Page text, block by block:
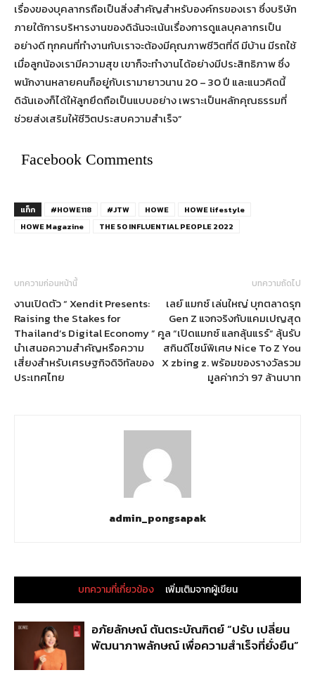
เรื่องของบุคลากรถือเป็นสิ่งสำคัญสำหรับองค์กรของเรา ซึ่งบริษัท
ภายใต้การบริหารงานของดิฉันจะเน้นเรื่องการดูแลบุคลากรเป็น
อย่างดี ทุกคนที่ทำงานกับเราจะต้องมีคุณภาพชีวิตที่ดี มีบ้าน มีรถใช้
เมื่อลูกน้องเรามีความสุข เขาก็จะทำงานได้อย่างมีประสิทธิภาพ ซึ่ง
พนักงานหลายคนก็อยู่กับเรามายาวนาน 20 – 30 ปี และแนวคิดนี้
ดิฉันเองก็ได้ให้ลูกยึดถือเป็นแบบอย่าง เพราะเป็นหลักคุณธรรมที่
ช่วยส่งเสริมให้ชีวิตประสบความสำเร็จ”
Facebook Comments
แท็ก #HOWE118 #JTW HOWE
HOWE lifestyle
HOWE Magazine
THE 50 INFLUENTIAL PEOPLE 2022
บทความก่อนหน้านี้
งานเปิดตัว “ Xendit Presents:
Raising the Stakes for
Thailand’s Digital Economy ”
นำเสนอความสำคัญหรือความ
เสี่ยงสำหรับเศรษฐกิจดิจิทัลของ
ประเทศไทย
บทความถัดไป
เลย์ แมกซ์ เล่นใหญ่ บุกตลาดรุก
Gen Z แจกจริงกับแคมเปญสุด
คูล “เปิดแมกซ์ แลกลุ้นแรร์” ลุ้นรับ
สกินดีไซน์พิเศษ Nice To Z You
X zbing z. พร้อมของรางวัลรวม
มูลค่ากว่า 97 ล้านบาท
admin_pongsapak
บทความที่เกี่ยวข้อง เพิ่มเติมจากผู้เขียน
อภัยลักษณ์ ตันตระบัณฑิตย์ “ปรับ เปลี่ยน
พัฒนาภาพลักษณ์ เพื่อความสำเร็จที่ยั่งยืน”